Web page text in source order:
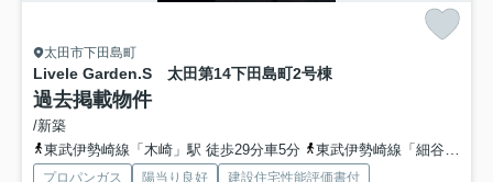
太田市下田島町
Livele Garden.S 太田第14下田島町2号棟
過去掲載物件
/新築
東武伊勢崎線「木崎」駅 徒歩29分車5分
東武伊勢崎線「細谷」駅 徒歩37分
プロパンガス 陽当り良好
建設住宅性能評価書付